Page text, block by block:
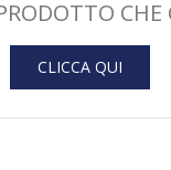
Area Clienti
CHE
CLICCA QUI